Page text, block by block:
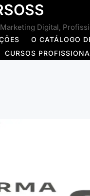
Digital,
O CATÁLOGO
CURSOS